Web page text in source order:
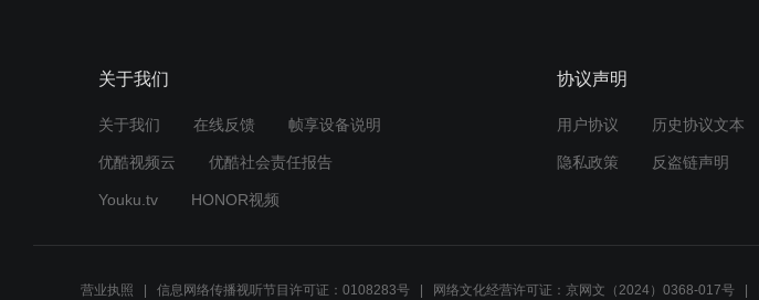
关于我们
关于我们 在线反馈 帧享设备说明
优酷视频云 优酷社会责任报告
Youku.tv HONOR视频
协议声明
用户协议 历史协议文本
隐私政策 反盗链声明
营业执照 信息网络传播视听节目许可证：0108283号 网络文化经营许可证：京网文（2024）0368-017号